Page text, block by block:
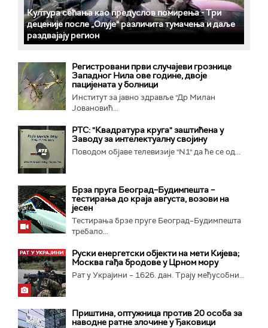
Култура сећања као предуслов помирења ­- Три
деценије после „Олује“ различита тумачења и даље
раздвајају регион
Регистровани први случајеви грознице
Западног Нила ове године, двоје
пацијената у болници
Институт за јавно здравље "Др Милан
Јовановић...
РТС: "Квадратура круга" заштићена у
Заводу за интелектуалну својину
Поводом објаве телевизије "N1" да ће се од...
Брза пруга Београд–Будимпешта –
тестирања до краја августа, возови на
јесен
Тестирања брзе пруге Београд–Будимпешта
требало...
Руски енергетски објекти на мети Кијева;
Москва гађа бродове у Црном мору
Рат у Украјини – 1626. дан. Трају међусобни...
Приштина, оптужница против 20 особа за
наводне ратне злочине у Ђаковици